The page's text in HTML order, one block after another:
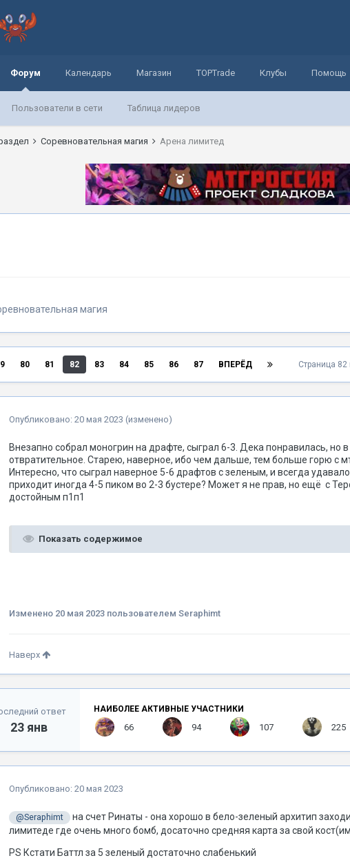
Форум
Пользователи в сети Таблица лидеров
Календарь Магазин TOPTrade Клубы Помощь
Соревновательная магия Арена лимитед
магия
80 81 82 83 84 85 86 87 ВПЕРЁД Страница 82
Опубликовано: 20 мая 2023 (изменено)
Внезапно собрал моногрин на драфте, сыграл 6-3. Дека понравилась, но
отвратительное. Старею, наверное, ибо чем дальше, тем больше горю с
Интересно, что сыграл наверное 5-6 драфтов с зеленым, и всегда
приходит иногда 4-5 пиком во 2-3 бустере? Может я не прав, но ещё с
достойным п1п1
Показать содержимое
Изменено 20 мая 2023пользователем Seraphimt
Наверх
ответ
23 янв
НАИБОЛЕЕ АКТИВНЫЕ УЧАСТНИКИ
66 94 107 225
Опубликовано: 20 мая 2023
@Seraphimt
на счет Ринаты - она хорошо в бело-зеленый архитип
лимитеде где очень много бомб, досаточно средняя карта за свой
PS Кстати Баттл за 5 зеленый достаточно слабенький